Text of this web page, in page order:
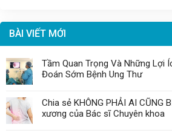
BÀI VIẾT MỚI
Tầm Quan Trọng Và Những Lợi
Đoán Sớm Bệnh Ung Thư
Chia sẻ KHÔNG PHẢI AI CŨNG
xương của Bác sĩ Chuyên khoa